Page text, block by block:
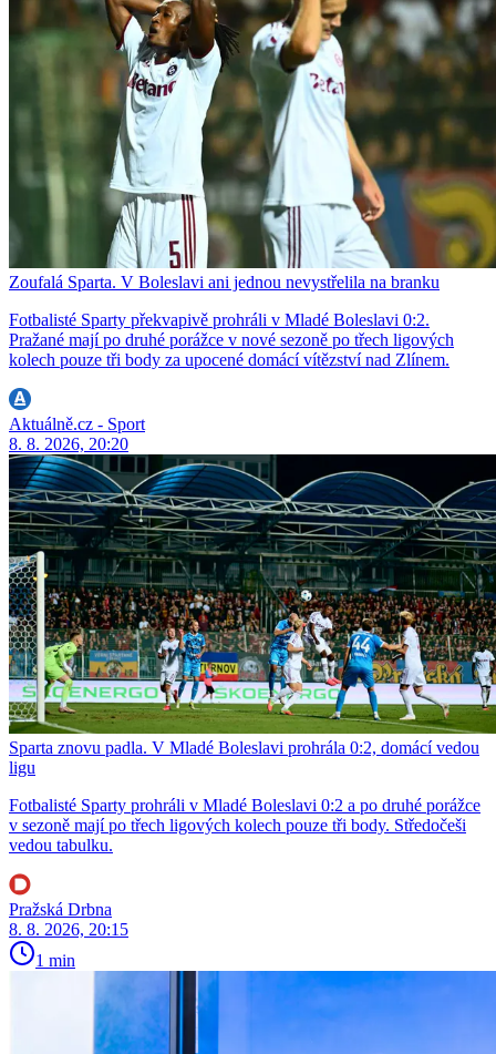
Zoufalá Sparta. V Boleslavi ani jednou nevystřelila na branku
Fotbalisté Sparty překvapivě prohráli v Mladé Boleslavi 0:2.
Pražané mají po druhé porážce v nové sezoně po třech ligových
kolech pouze tři body za upocené domácí vítězství nad Zlínem.
Aktuálně.cz - Sport
8. 8. 2026, 20:20
Sparta znovu padla. V Mladé Boleslavi prohrála 0:2, domácí vedou
ligu
Fotbalisté Sparty prohráli v Mladé Boleslavi 0:2 a po druhé porážce
v sezoně mají po třech ligových kolech pouze tři body. Středočeši
vedou tabulku.
Pražská Drbna
8. 8. 2026, 20:15
1 min